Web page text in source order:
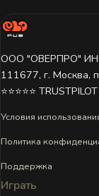
ООО "ОВЕРПРО"
111677, г. Москва,
⭐⭐⭐⭐⭐
Условия
Политика
Поддержка
Играть